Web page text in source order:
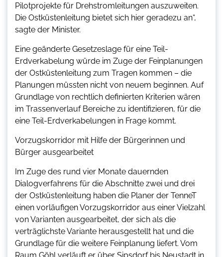
Pilotprojekte für Drehstromleitungen auszuweiten.
Die Ostküstenleitung bietet sich hier geradezu an“,
sagte der Minister.
Eine geänderte Gesetzeslage für eine Teil-
Erdverkabelung würde im Zuge der Feinplanungen
der Ostküstenleitung zum Tragen kommen – die
Planungen müssten nicht von neuem beginnen. Auf
Grundlage von rechtlich definierten Kriterien wären
im Trassenverlauf Bereiche zu identifizieren, für die
eine Teil-Erdverkabelungen in Frage kommt.
Vorzugskorridor mit Hilfe der Bürgerinnen und
Bürger ausgearbeitet
Im Zuge des rund vier Monate dauernden
Dialogverfahrens für die Abschnitte zwei und drei
der Ostküstenleitung haben die Planer der TenneT
einen vorläufigen Vorzugskorridor aus einer Vielzahl
von Varianten ausgearbeitet, der sich als die
verträglichste Variante herausgestellt hat und die
Grundlage für die weitere Feinplanung liefert. Vom